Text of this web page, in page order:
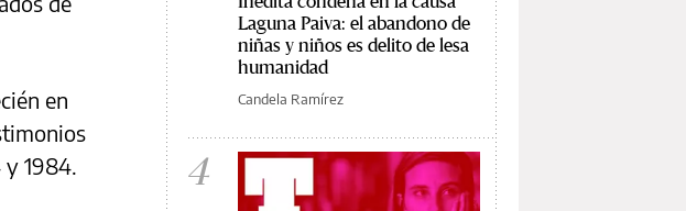
en
y 1984.
Laguna Paiva: el abandono de
niñas y niños es delito de lesa
humanidad
Candela Ramírez
4